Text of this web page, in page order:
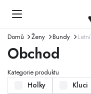
Domů Ženy Bundy Letní
Obchod
Kategorie produktu
Holky Kluci